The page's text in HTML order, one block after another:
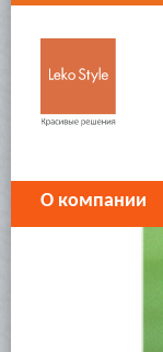
О компании